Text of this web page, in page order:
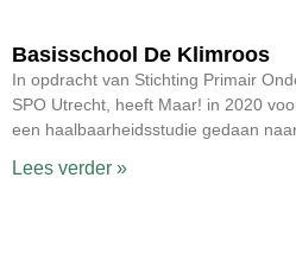
Basisschool De Klimroos
In opdracht van Stichting Primair
SPO Utrecht, heeft Maar! in 2020
een haalbaarheidsstudie gedaan
Lees verder »